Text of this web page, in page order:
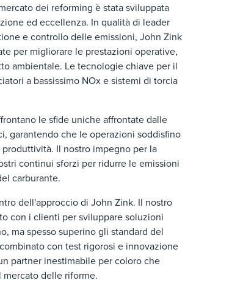
dei reforming è stata sviluppata
ed eccellenza. In qualità di leader
e controllo delle emissioni, John Zink
per migliorare le prestazioni operative,
ambientale. Le tecnologie chiave per il
a bassissimo NOx e sistemi di torcia
le sfide uniche affrontate dalle
garantendo che le operazioni soddisfino
Il nostro impegno per la
continui sforzi per ridurre le emissioni
carburante.
dell'approccio di John Zink. Il nostro
con i clienti per sviluppare soluzioni
ma spesso superino gli standard del
con test rigorosi e innovazione
partner inestimabile per coloro che
delle riforme.